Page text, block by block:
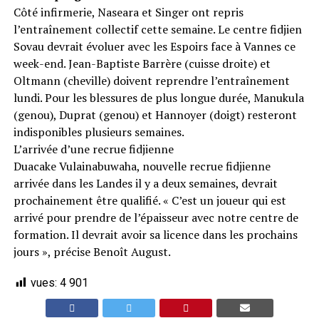
Côté infirmerie, Naseara et Singer ont repris
l’entraînement collectif cette semaine. Le centre fidjien
Sovau devrait évoluer avec les Espoirs face à Vannes ce
week-end. Jean-Baptiste Barrère (cuisse droite) et
Oltmann (cheville) doivent reprendre l’entraînement
lundi. Pour les blessures de plus longue durée, Manukula
(genou), Duprat (genou) et Hannoyer (doigt) resteront
indisponibles plusieurs semaines.
L’arrivée d’une recrue fidjienne
Duacake Vulainabuwaha, nouvelle recrue fidjienne
arrivée dans les Landes il y a deux semaines, devrait
prochainement être qualifié. « C’est un joueur qui est
arrivé pour prendre de l’épaisseur avec notre centre de
formation. Il devrait avoir sa licence dans les prochains
jours », précise Benoît August.
vues: 4 901